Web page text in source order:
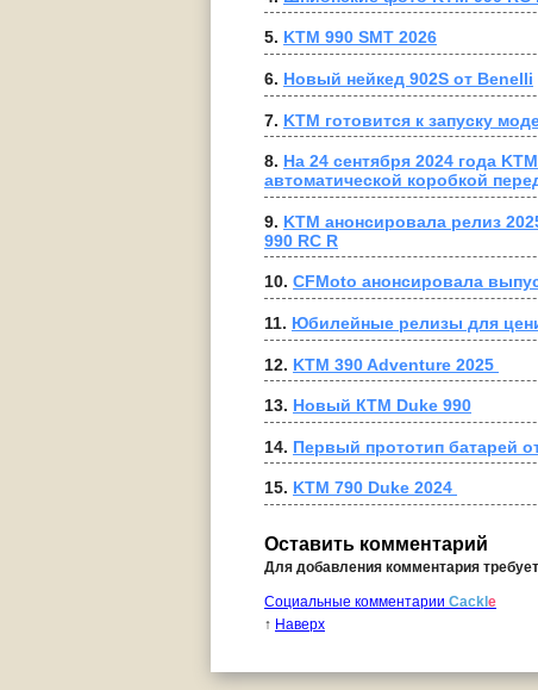
5. KTM 990 SMT 2026
6. Новый нейкед 902S от Benelli
7. KTM готовится к запуску
8. На 24 сентября 2024 года
автоматической коробкой
9. KTM анонсировала релиз
990 RC R
10. CFMoto анонсировала
11. ﻿Юбилейные релизы для
12. KTM 390 Adventure 2025
13. Новый КТМ Duke 990
14. Первый прототип батарей
15. KTM 790 Duke 2024
Оставить комментарий
Для добавления комментария
Социальные комментарии Cackl e
↑ Наверх